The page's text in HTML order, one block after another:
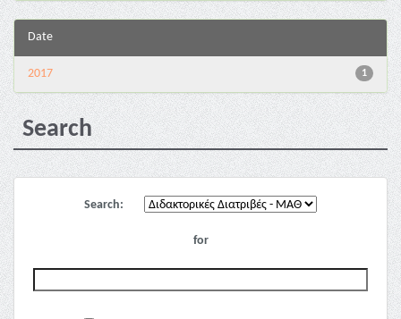
Date
1
2017
Search
Search:
for